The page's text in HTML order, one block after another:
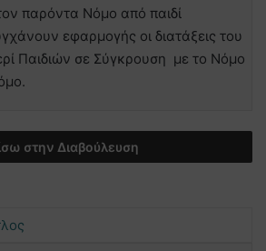
παρόντα Νόμο από παιδί
εφαρμογής οι διατάξεις του
Παιδιών σε Σύγκρουση με το Νόμο
στην Διαβούλευση